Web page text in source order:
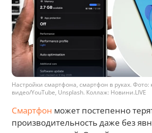
Настройки смартфона, смартфон в руках. Фото:
видео/YouTube, Unsplash. Коллаж: Новини.LIVE
Смартфон может постепенно
производительность даже без